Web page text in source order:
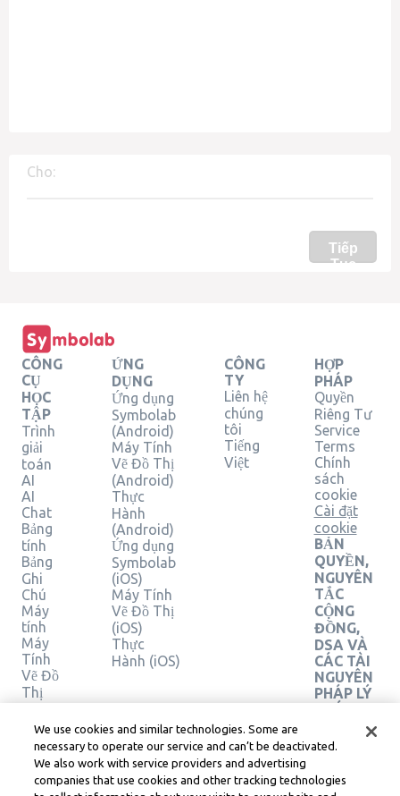
Cho:
Tiếp
Tục
CÔNG
CỤ
HỌC
TẬP
Trình
giải
toán
AI
AI
Chat
Bảng
tính
Bảng
Ghi
Chú
Máy
tính
Máy
Tính
Vẽ Đồ
Thị
Tính
Hình
Học
Xác
minh
ỨNG
DỤNG
Ứng dụng
Symbolab
(Android)
Máy Tính
Vẽ Đồ Thị
(Android)
Thực
Hành
(Android)
Ứng dụng
Symbolab
(iOS)
Máy Tính
Vẽ Đồ Thị
(iOS)
Thực
Hành (iOS)
CÔNG
TY
Liên hệ
chúng
tôi
Tiếng
Việt
HỢP
PHÁP
Quyền
Riêng Tư
Service
Terms
Chính
sách
cookie
Cài đặt
cookie
BẢN
QUYỀN,
NGUYÊN
TẮC
CỘNG
ĐỒNG,
DSA VÀ
CÁC TÀI
NGUYÊN
PHÁP LÝ
tâm pháp
Learneo
Điều
We use cookies and similar technologies. Some are
necessary to operate our service and can’t be deactivated.
We also work with service providers and advertising
companies that use cookies and other tracking technologies